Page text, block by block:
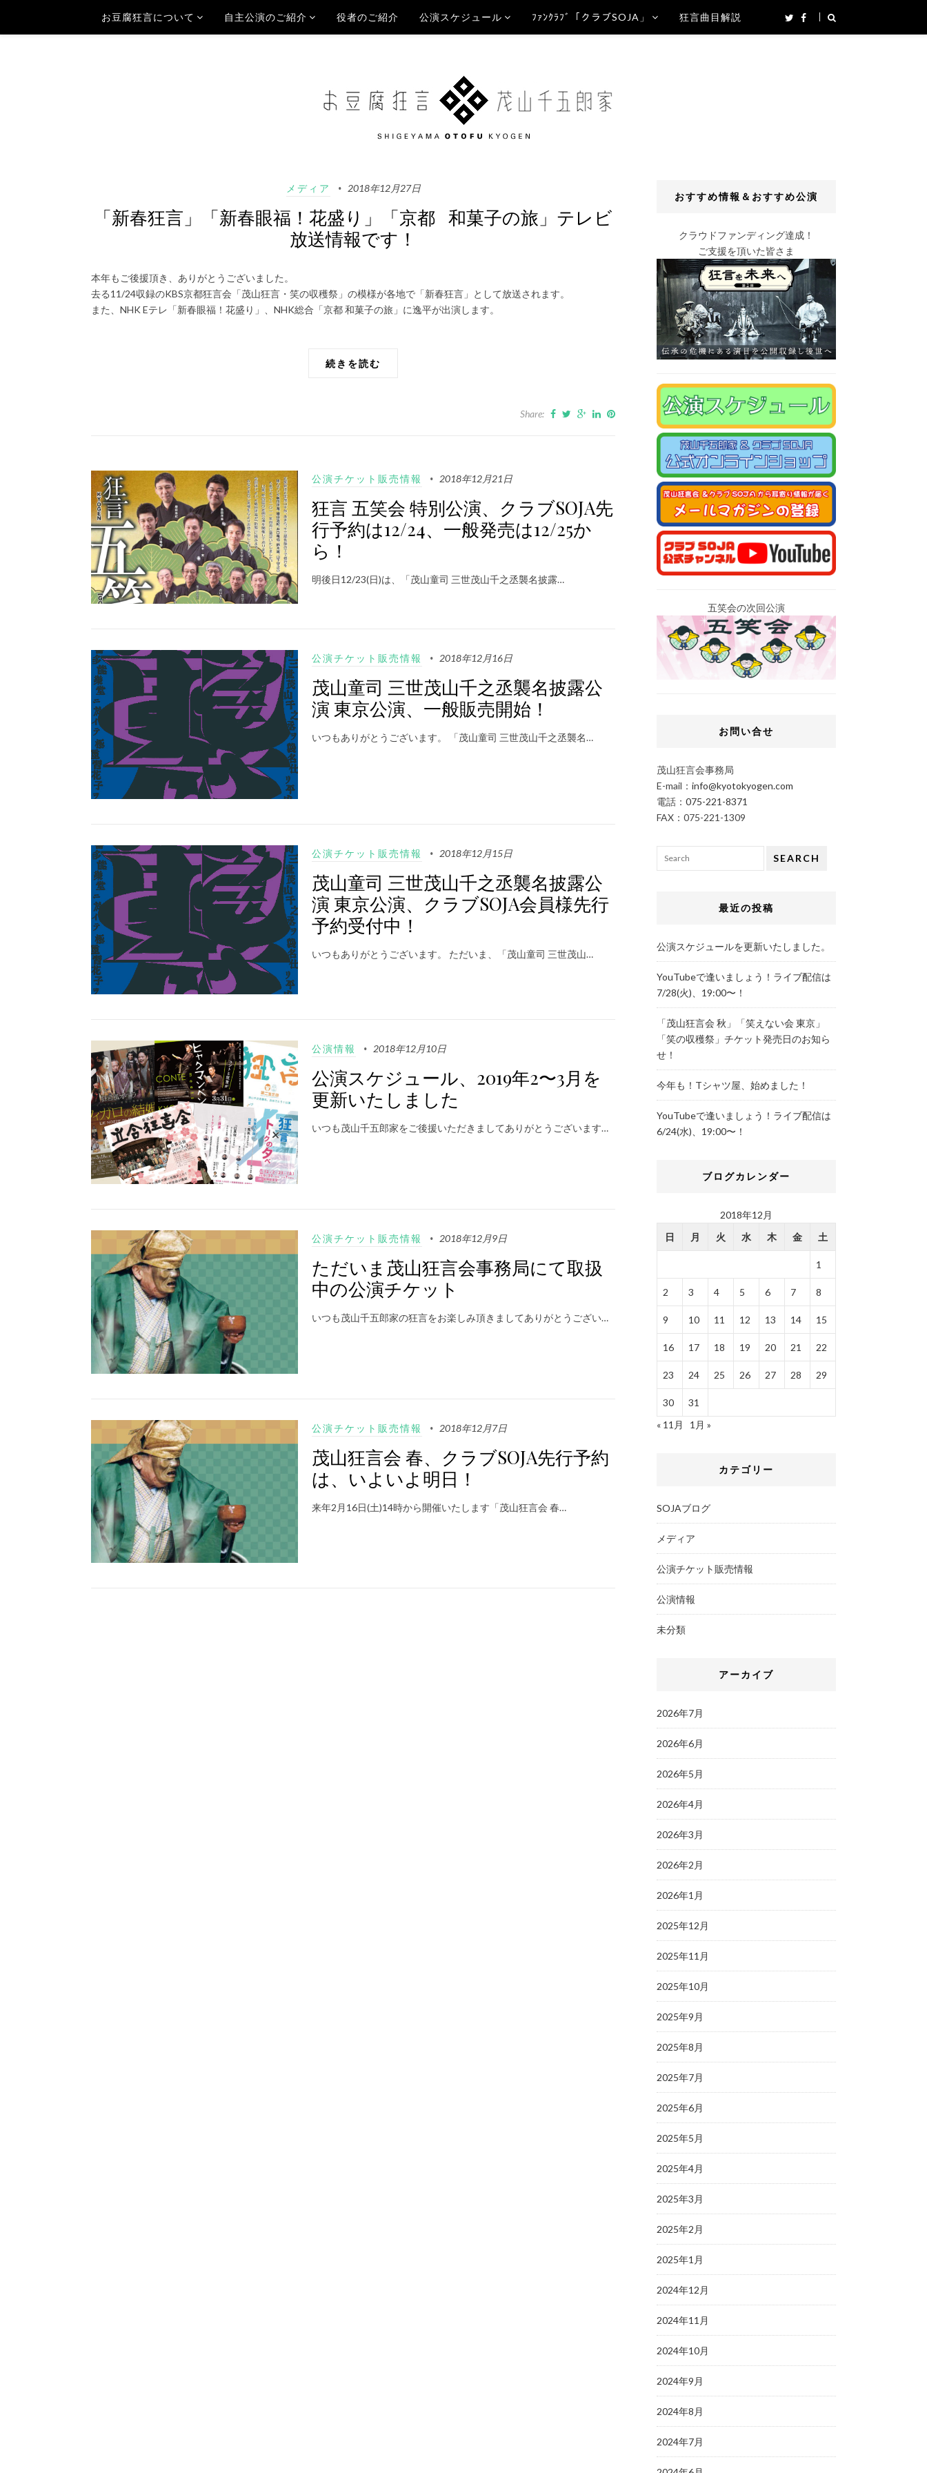
お豆腐狂言について 自主公演のご紹介 役者のご紹介 公演スケジュール ﾌｧﾝｸﾗﾌﾞ「クラブSOJA」 狂言曲目解説
メディア 2018年12月27日
「新春狂言」「新春眼福！花盛り」「京都 和菓⼦の旅」テレビ
放送情報です！
本年もご後援頂き、ありがとうございました。
去る11/24収録のKBS京都狂言会「茂山狂言・笑の収穫祭」の模様が各地で「新春狂言」として放送されます。
また、NHK Eテレ「新春眼福！花盛り」、NHK総合「京都 和菓子の旅」に逸平が出演します。
続きを読む
Share:
公演チケット販売情報 2018年12月21日
狂言 五笑会 特別公演、クラブSOJA先
行予約は12/24、一般発売は12/25か
ら！
明後日12/23(日)は、「茂山童司 三世茂山千之丞襲名披露…
公演チケット販売情報 2018年12月16日
茂山童司 三世茂山千之丞襲名披露公
演 東京公演、一般販売開始！
いつもありがとうございます。 「茂山童司 三世茂山千之丞襲名…
公演チケット販売情報 2018年12月15日
茂山童司 三世茂山千之丞襲名披露公
演 東京公演、クラブSOJA会員様先行
予約受付中！
いつもありがとうございます。 ただいま、「茂山童司 三世茂山…
公演情報 2018年12月10日
公演スケジュール、2019年2〜3月を
更新いたしました
いつも茂山千五郎家をご後援いただきましてありがとうございます…
公演チケット販売情報 2018年12月9日
ただいま茂山狂言会事務局にて取扱
中の公演チケット
いつも茂山千五郎家の狂言をお楽しみ頂きましてありがとうござい…
公演チケット販売情報 2018年12月7日
茂山狂言会 春、クラブSOJA先行予約
は、いよいよ明日！
来年2月16日(土)14時から開催いたします「茂山狂言会 春…
おすすめ情報＆おすすめ公演
クラウドファンディング達成！
ご支援を頂いた皆さま
五笑会の次回公演
お問い合せ
茂山狂言会事務局
E-mail： info@kyotokyogen.com
電話： 075-221-8371
FAX：075-221-1309
SEARCH
最近の投稿
公演スケジュールを更新いたしました。
YouTubeで逢いましょう！ライブ配信は
7/28(火)、19:00〜！
「茂山狂言会 秋」「笑えない会 東京」
「笑の収穫祭」チケット発売日のお知ら
せ！
今年も！Tシャツ屋、始めました！
YouTubeで逢いましょう！ライブ配信は
6/24(水)、19:00〜！
ブログカレンダー
2018年12月
日
月 火 水 木 金 土
1
2 3 4 5 6 7 8
9 10 11 12 13 14 15
16 17 18 19 20 21 22
23 24 25 26 27 28 29
30
31
« 11月
1月 »
カテゴリー
SOJAブログ
メディア
公演チケット販売情報
公演情報
未分類
アーカイブ
2026年7月
2026年6月
2026年5月
2026年4月
2026年3月
2026年2月
2026年1月
2025年12月
2025年11月
2025年10月
2025年9月
2025年8月
2025年7月
2025年6月
2025年5月
2025年4月
2025年3月
2025年2月
2025年1月
2024年12月
2024年11月
2024年10月
2024年9月
2024年8月
2024年7月